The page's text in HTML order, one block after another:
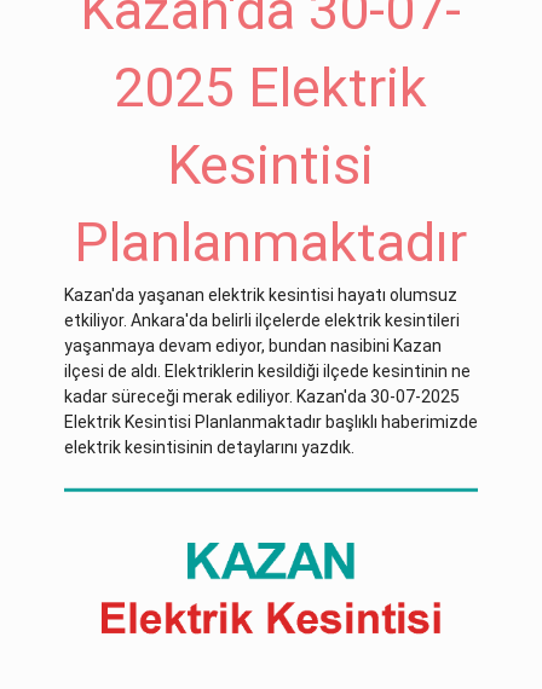
2025 Elektrik
Kesintisi
Planlanmaktadır
Kazan'da yaşanan elektrik kesintisi hayatı olumsuz
etkiliyor. Ankara'da belirli ilçelerde elektrik kesintileri
yaşanmaya devam ediyor, bundan nasibini Kazan
ilçesi de aldı. Elektriklerin kesildiği ilçede kesintinin ne
kadar süreceği merak ediliyor. Kazan'da 30-07-2025
Elektrik Kesintisi Planlanmaktadır başlıklı haberimizde
elektrik kesintisinin detaylarını yazdık.